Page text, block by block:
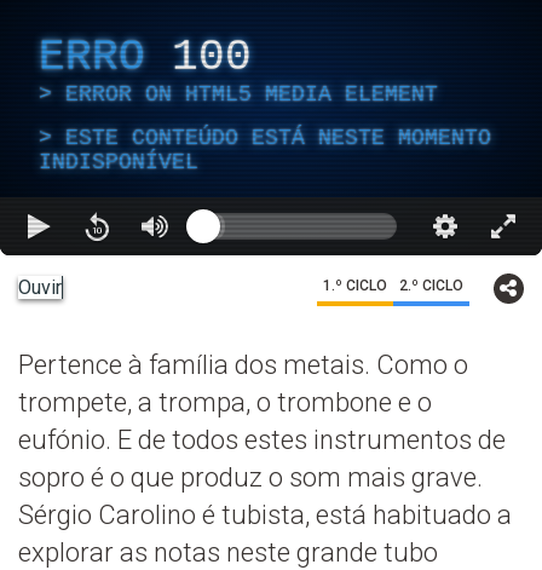
ERRO 100
ERROR ON HTML5 MEDIA ELEMENT
ESTE CONTEÚDO ESTÁ NESTE MOMENTO
INDISPONÍVEL
Ouvir 1.º CICLO 2.º CICLO
Pertence à família dos metais. Como o
trompete, a trompa, o trombone e o
eufónio. E de todos estes instrumentos de
sopro é o que produz o som mais grave.
Sérgio Carolino é tubista, está habituado a
explorar as notas neste grande tubo